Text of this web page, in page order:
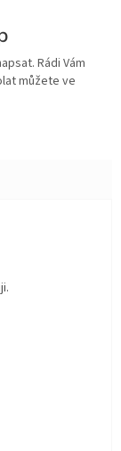
Rádi Vám
můžete ve